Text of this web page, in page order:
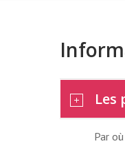
Les
Par